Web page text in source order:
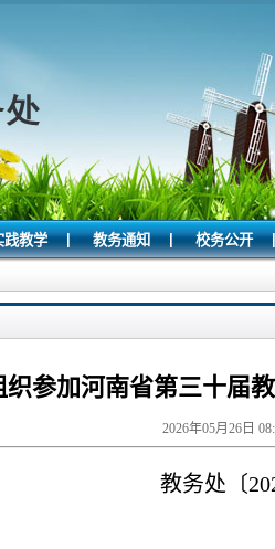
教学 | 教务通知 | 校务公开 |
织参加河南省第三十届
2026年05月26日
教务处〔